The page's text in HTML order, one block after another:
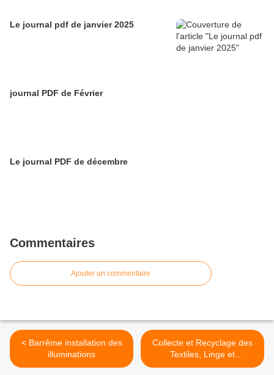
Le journal pdf de janvier 2025
journal PDF de Février
Le journal PDF de décembre
Commentaires
Ajouter un commentaire
< Barrême installation des
illuminations
Collecte et Recyclage des
Textiles, Linge et
Chaussures usagés ,(TLC)